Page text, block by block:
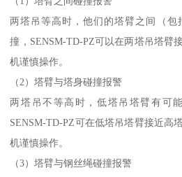
两塔吊等高时，他们的塔臂之间（包
撞，SENSM-TD-PZ可以在两塔吊塔臂
机谨慎操作。
（2）塔臂与塔身碰撞报警
两塔吊不等高时，低塔吊塔臂有可
SENSM-TD-PZ可在低塔吊塔臂接近高
机谨慎操作。
（3）塔臂与钢丝绳碰撞报警